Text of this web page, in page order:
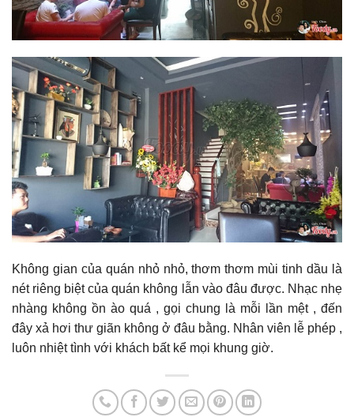
Không gian của quán nhỏ nhỏ, thơm thơm mùi tinh dầu là
nét riêng biệt của quán không lẫn vào đâu được. Nhạc nhẹ
nhàng không ồn ào quá , gọi chung là mỗi lần mệt , đến
đây xả hơi thư giãn không ở đâu bằng. Nhân viên lễ phép ,
luôn nhiệt tình với khách bất kể mọi khung giờ.